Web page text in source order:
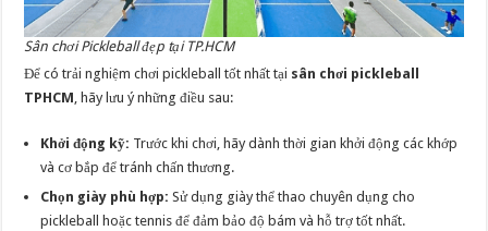
Sân chơi Pickleball đẹp tại TP.HCM
Để có trải nghiệm chơi pickleball tốt nhất tại sân chơi pickleball
TPHCM, hãy lưu ý những điều sau:
Khởi động kỹ: Trước khi chơi, hãy dành thời gian khởi động các khớp
và cơ bắp để tránh chấn thương.
Chọn giày phù hợp: Sử dụng giày thể thao chuyên dụng cho
pickleball hoặc tennis để đảm bảo độ bám và hỗ trợ tốt nhất.